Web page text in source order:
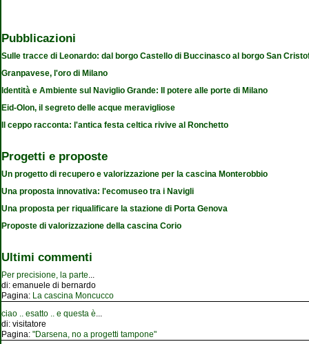
Pubblicazioni
Sulle tracce di Leonardo: dal borgo Castello di Buccinasco al borgo San
Granpavese, l'oro di Milano
Identità e Ambiente sul Naviglio Grande: Il potere alle porte di Milano
Eid-Olon, il segreto delle acque meravigliose
Il ceppo racconta: l'antica festa celtica rivive al Ronchetto
Progetti e proposte
Un progetto di recupero e valorizzazione per la cascina Monterobbio
Una proposta innovativa: l'ecomuseo tra i Navigli
Una proposta per riqualificare la stazione di Porta Genova
Proposte di valorizzazione della cascina Corio
Ultimi commenti
Per precisione, la parte...
di: emanuele di bernardo
Pagina: La cascina Moncucco
ciao .. esatto .. e questa è...
di: visitatore
Pagina: "Darsena, no a progetti tampone"